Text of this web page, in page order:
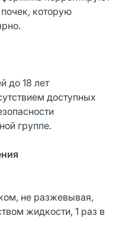
которую
до 18 лет
доступных
группе.
не разжевывая,
жидкости, 1 раз в